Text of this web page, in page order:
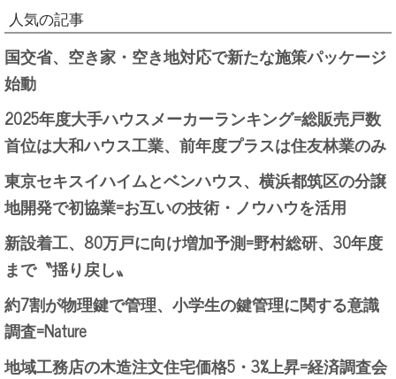
人気の記事
国交省、空き家・空き地対応で新たな施策パッケージ
始動
2025年度大手ハウスメーカーランキング=総販売戸数
首位は大和ハウス工業、前年度プラスは住友林業のみ
東京セキスイハイムとベンハウス、横浜都筑区の分譲
地開発で初協業=お互いの技術・ノウハウを活用
新設着工、80万戸に向け増加予測=野村総研、30年度
まで〝揺り戻し〟
約7割が物理鍵で管理、小学生の鍵管理に関する意識
調査=Nature
地域工務店の木造注文住宅価格5・3%上昇=経済調査会